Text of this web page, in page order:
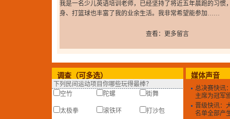
我是一名少儿英语培训老师，已经坚持了将近五年晨跑的习惯
身、打篮球也丰富了我的业余生活。我非常希望能参加……
查看：更多留言
调查（可多选）
下列民间运动项目你哪些玩得最棒？
空竹
陀螺 街舞
太极拳 滚铁环 打沙包
媒体声音
总决赛快讯
主席为冠军
晋级快讯：
名单全部产